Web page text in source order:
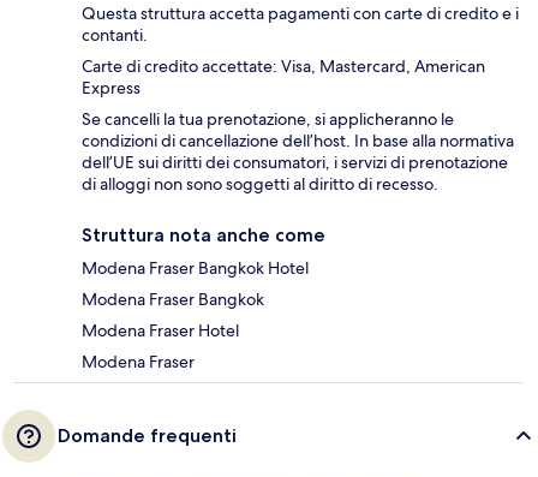
Questa struttura accetta pagamenti con carte di credito e i
contanti.
Carte di credito accettate: Visa, Mastercard, American
Express
Se cancelli la tua prenotazione, si applicheranno le
condizioni di cancellazione dell’host. In base alla normativa
dell’UE sui diritti dei consumatori, i servizi di prenotazione
di alloggi non sono soggetti al diritto di recesso.
Struttura nota anche come
Modena Fraser Bangkok Hotel
Modena Fraser Bangkok
Modena Fraser Hotel
Modena Fraser
Domande frequenti